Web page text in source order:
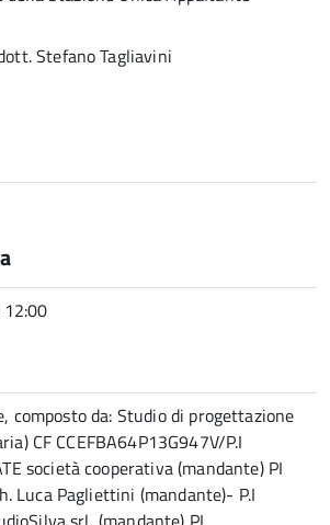
Stefano Tagliavini
composto da: Studio di progettazione
CF CCEFBA64P13G947V/P.I
società cooperativa (mandante) PI
Luca Pagliettini (mandante)- P.I